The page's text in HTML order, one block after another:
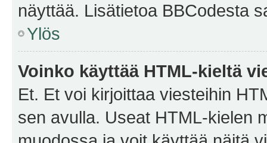
näyttää. Lisätietoa BBCodesta
Ylös
Voinko käyttää HTML-kieltä
Et. Et voi kirjoittaa viesteihin
sen avulla. Useat HTML-kielen